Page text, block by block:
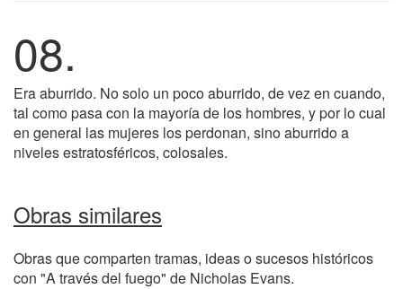
08.
Era aburrido. No solo un poco aburrido, de vez en cuando,
tal como pasa con la mayoría de los hombres, y por lo cual
en general las mujeres los perdonan, sino aburrido a
niveles estratosféricos, colosales.
Obras similares
Obras que comparten tramas, ideas o sucesos históricos
con "A través del fuego" de Nicholas Evans.